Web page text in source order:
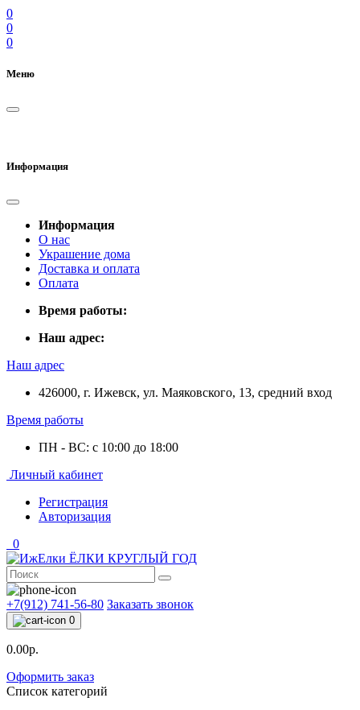
0
0
0
Меню
Информация
Информация
О нас
Украшение дома
Доставка и оплата
Оплата
Время работы:
Наш адрес:
Наш адрес
426000, г. Ижевск, ул. Маяковского, 13, средний вход
Время работы
ПН - ВС: с 10:00 до 18:00
Личный кабинет
Регистрация
Авторизация
0
+7(912) 741-56-80 Заказать звонок
0
0.00р.
Оформить заказ
Список категорий